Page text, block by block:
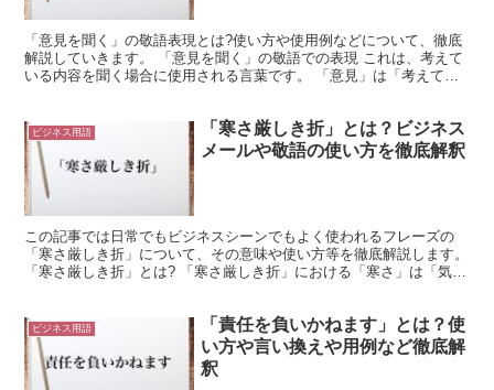
「意見を聞く」の敬語表現とは?使い方や使用例などについて、徹底
解説していきます。 「意見を聞く」の敬語での表現 これは、考えて
いる内容を聞く場合に使用される言葉です。 「意見」は「考えてい
ビジネス用語
「寒さ厳しき折」とは？ビジネス
メールや敬語の使い方を徹底解釈
この記事では日常でもビジネスシーンでもよく使われるフレーズの
「寒さ厳しき折」について、その意味や使い方等を徹底解説します。
「寒さ厳しき折」とは? 「寒さ厳しき折」における「寒さ」は「気温
ビジネス用語
「責任を負いかねます」とは？使
い方や言い換えや用例など徹底解
釈